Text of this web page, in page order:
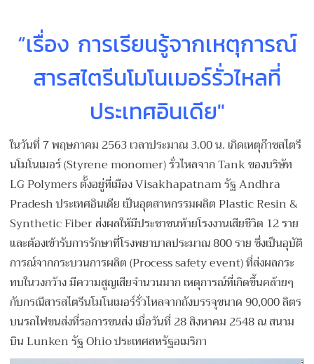
“เรื่อง การเรียนรู้จากเหตุการณ์
สารสไตรีนโมโนเมอร์รั่วไหลที่
ประเทศอินเดีย"
ในวันที่ 7 พฤษภาคม 2563 เวลาประมาณ 3.00 น. เกิดเหตุก๊าซสไตรี
นโมโนเมอร์ (Styrene monomer) รั่วไหลจาก Tank ของบริษัท
LG Polymers ตั้งอยู่ที่เมือง Visakhapatnam รัฐ Andhra
Pradesh ประเทศอินเดีย เป็นอุตสาหกรรมผลิต Plastic Resin &
Synthetic Fiber ส่งผลให้มีประชาชนท้ายโรงงานเสียชีวิต 12 ราย
และต้องเข้ารับการรักษาที่โรงพยาบาลประมาณ 800 ราย ซึ่งเป็นอุบัติ
การณ์จากกระบวนการผลิต (Process safety event) ที่ส่งผลกระ
ทบในวงกว้าง มีความสูญเสียจำนวนมาก เหตุการณ์ที่เกิดขึ้นคล้ายๆ
กับกรณีสารสไตรีนโมโนเมอร์รั่วไหลจากถังบรรจุขนาด 90,000 ลิตร
บนรถไฟขนส่งที่รอการขนส่ง เมื่อวันที่ 28 สิงหาคม 2548 ณ สนาม
บิน Lunken รัฐ Ohio ประเทศสหรัฐอเมริกา